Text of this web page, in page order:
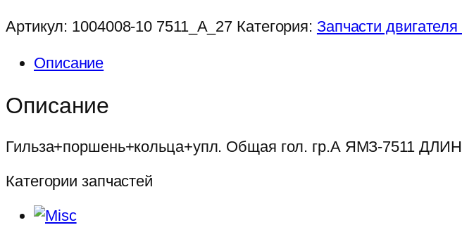
Артикул: 1004008-10 7511_А_27 Категория: Запчасти
Описание
Описание
Гильза+поршень+кольца+упл. Общая гол. гр.А ЯМЗ-7511
Категории запчастей